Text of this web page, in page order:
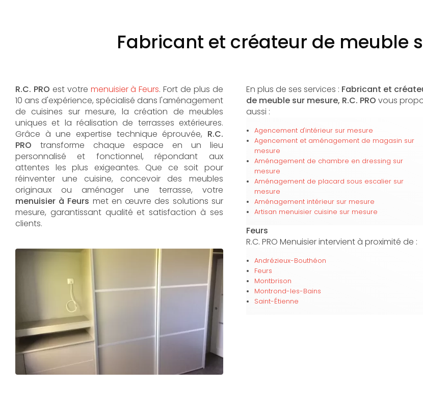
Fabricant et créateur de meuble
R.C. PRO est votre menuisier à Feurs. Fort de plus de
10 ans d'expérience, spécialisé dans l'aménagement
de cuisines sur mesure, la création de meubles
uniques et la réalisation de terrasses extérieures.
Grâce à une expertise technique éprouvée, R.C.
PRO transforme chaque espace en un lieu
personnalisé et fonctionnel, répondant aux
attentes les plus exigeantes. Que ce soit pour
réinventer une cuisine, concevoir des meubles
originaux ou aménager une terrasse, votre
menuisier à Feurs met en œuvre des solutions sur
mesure, garantissant qualité et satisfaction à ses
clients.
En plus de ses services : Fabricant et
de meuble sur mesure, R.C. PRO vous
aussi :
Agencement d'intérieur sur mesure
Agencement et aménagement de magasin sur
mesure
Aménagement de chambre en dressing sur
mesure
Aménagement de placard sous escalier sur
mesure
Aménagement intérieur sur mesure
Artisan menuisier cuisine sur mesure
Feurs
R.C. PRO Menuisier intervient à proximité de :
Andrézieux-Bouthéon
Feurs
Montbrison
Montrond-les-Bains
Saint-Étienne